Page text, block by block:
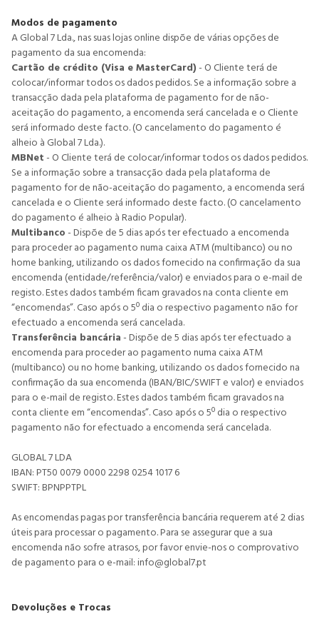
Modos de pagamento
A Global 7 Lda., nas suas lojas online dispõe de várias opções de
pagamento da sua encomenda:
Cartão de crédito (Visa e MasterCard)- O Cliente terá de
colocar/informar todos os dados pedidos. Se a informação sobre a
transacção dada pela plataforma de pagamento for de não-
aceitação do pagamento, a encomenda será cancelada e o Cliente
será informado deste facto. (O cancelamento do pagamento é
alheio à Global 7 Lda.).
MBNet- O Cliente terá de colocar/informar todos os dados pedidos.
Se a informação sobre a transacção dada pela plataforma de
pagamento for de não-aceitação do pagamento, a encomenda será
cancelada e o Cliente será informado deste facto. (O cancelamento
do pagamento é alheio à Radio Popular).
Multibanco- Dispõe de 5 dias após ter efectuado a encomenda
para proceder ao pagamento numa caixa ATM (multibanco) ou no
home banking, utilizando os dados fornecido na confirmação da sua
encomenda (entidade/referência/valor) e enviados para o e-mail de
registo. Estes dados também ficam gravados na conta cliente em
“encomendas”. Caso após o 5º dia o respectivo pagamento não for
efectuado a encomenda será cancelada.
Transferência bancária- Dispõe de 5 dias após ter efectuado a
encomenda para proceder ao pagamento numa caixa ATM
(multibanco) ou no home banking, utilizando os dados fornecido na
confirmação da sua encomenda (IBAN/BIC/SWIFT e valor) e enviados
para o e-mail de registo. Estes dados também ficam gravados na
conta cliente em “encomendas”. Caso após o 5º dia o respectivo
pagamento não for efectuado a encomenda será cancelada.
GLOBAL 7 LDA
IBAN: PT50 0079 0000 2298 0254 1017 6
SWIFT: BPNPPTPL
As encomendas pagas por transferência bancária requerem até 2 dias
úteis para processar o pagamento. Para se assegurar que a sua
encomenda não sofre atrasos, por favor envie-nos o comprovativo
de pagamento para o e-mail:info@global7.pt
Devoluções e Trocas